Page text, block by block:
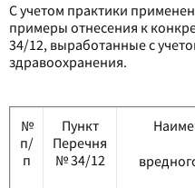
С учетом практики
примеры отнесения к
34/12, выработанные с
здравоохранения.
№
п/
п
Пункт
Перечня
№ 34/12